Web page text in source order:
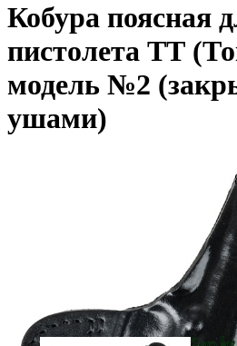
Кобура поясная
пистолета ТТ
модель №2
ушами)